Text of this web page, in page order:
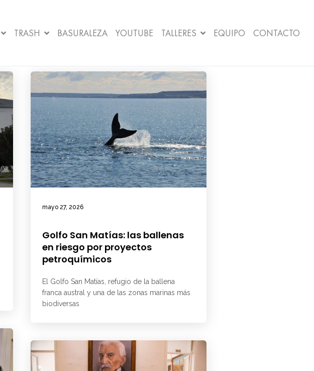
TRASH BASURALEZA YOUTUBE TALLERES EQUIPO CONTACTO
mayo 27, 2026
Golfo San Matías: las ballenas
en riesgo por proyectos
petroquímicos
El Golfo San Matías, refugio de la ballena
franca austral y una de las zonas marinas más
biodiversas